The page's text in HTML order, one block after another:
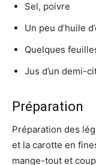
Sel, poivre
Un peu d’huile
Quelques
Jus d’un demi-
Préparation
Préparation des
et la carotte en
mange-tout et